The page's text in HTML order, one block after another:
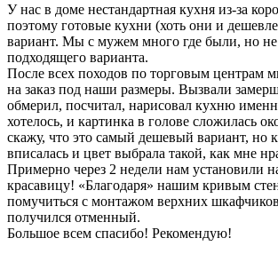
У нас в доме нестандартная кухня из-за
поэтому готовые кухни (хоть они и
вариант. Мы с мужем много где были, но
подходящего варианта.
После всех походов по торговым центрам
на заказ под наши размеры. Вызвали
обмерил, посчитал, нарисовал кухню
хотелось, и картинка в голове сложилась
скажу, что это самый дешевый вариант, но
вписалась и цвет выбрала такой, как мне
Примерно через 2 недели нам установили
красавицу! «Благодаря» нашим кривым
помучиться с монтажом верхних
получился отменный.
Большое всем спасибо! Рекомендую!